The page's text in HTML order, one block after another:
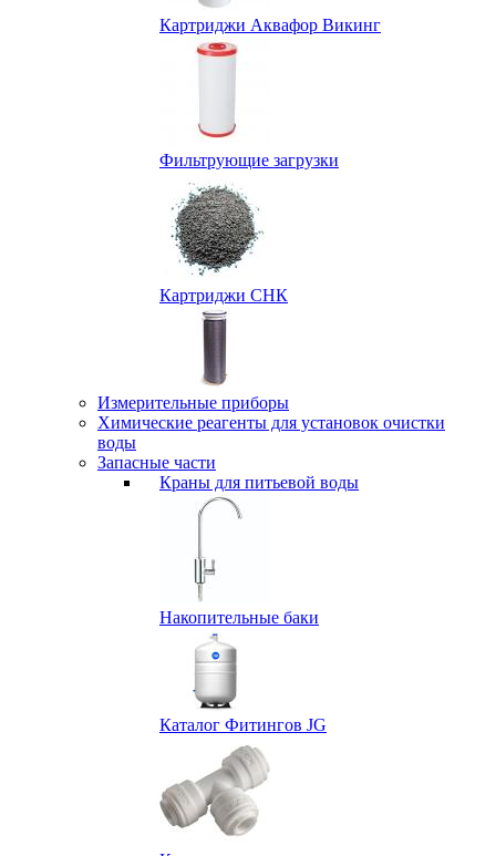
Картриджи Аквафор Викинг
Фильтрующие загрузки
Картриджи СНК
Измерительные приборы
Химические реагенты для установок очистки
воды
Запасные части
Краны для питьевой воды
Накопительные баки
Каталог Фитингов JG